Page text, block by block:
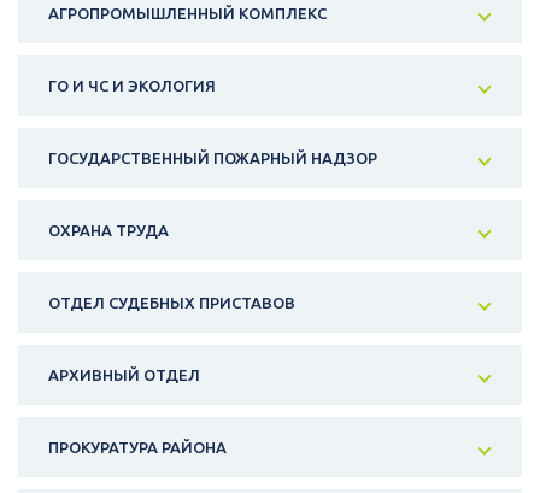
АГРОПРОМЫШЛЕННЫЙ КОМПЛЕКС
ГО И ЧС И ЭКОЛОГИЯ
ГОСУДАРСТВЕННЫЙ ПОЖАРНЫЙ НАДЗОР
ОХРАНА ТРУДА
ОТДЕЛ СУДЕБНЫХ ПРИСТАВОВ
АРХИВНЫЙ ОТДЕЛ
ПРОКУРАТУРА РАЙОНА